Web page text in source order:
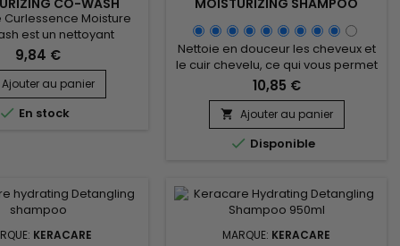
CO-WASH
Curlessence Moisture
est un nettoyant
sans sulfates qui aide
les cheveux secs, à
à définir les boucles
Formulé avec de
noire et de l’huile de
Curlessence...
9,84 €
Ajouter au panier
 En stock
MOISTURIZING SHAMPOO
Nettoie en douceur les cheveux et
le cuir chevelu, ce qui vous permet
d'éliminer l'excès de produit de
coiffage sans éliminer toutes vos
huiles naturelles ! KeraCare
Curlessence Moisturizing
Shampoo hydrate
10,85 €
 Ajouter au panier
 Disponible
KERACARE MARQUE: KERACARE